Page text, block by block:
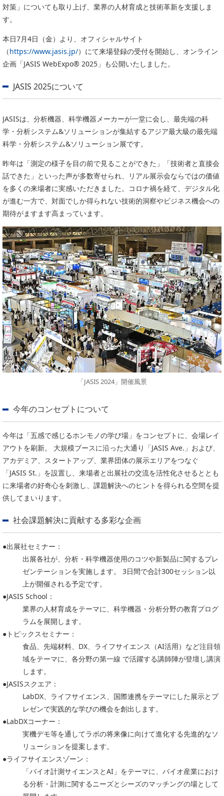
対策」についても取り上げ、業界の人材育成と技術革新を支援しま
す。
本日7月4日（金）より、オフィシャルサイト
（https://www.jasis.jp/）にて来場登録の受付を開始し、オンライン
企画「JASIS WebExpo® 2025」も公開いたしました。
JASIS 2025について
JASISは、分析機器、科学機器メーカーが一堂に会し、最先端の科
学・分析システム&ソリューションが集結するアジア最大級の最先端
科学・分析システム&ソリューション展です。
昨年は「測定の様子を目の前で見ることができた」「技術者と直接会
話できた」といった声が多数寄せられ、リアル展示会ならではの価値
を多くの来場者に実感いただきました。コロナ禍を経て、デジタル化
が進む一方で、対面でしか得られない技術的洞察やビジネス機会への
期待がますます高まっています。
「JASIS 2024」開催風景
今年のコンセプトについて
今年は「五感で感じるホンモノの学び場」をコンセプトに、会場レイ
アウトを刷新。 大規模ブースに沿った大通り「JASIS Ave.」および、
アカデミア、スタートアップ、業界団体の展示エリアをつなぐ
「JASIS St.」を設置し、来場者と出展社の交流を活性化させるととも
に来場者の好奇心を刺激し、課題解決へのヒントを得られる空間を提
供してまいります。
社会課題解決に貢献する多彩な企画
●出展社セミナー：
出展各社が、分析・科学機器使用のコツや新製品に関するプレ
ゼンテーションを実施します。 3日間で合計300セッション以
上が開催される予定です。
●JASIS School：
業界の人材育成をテーマに、科学機器・分析分野の教育プログ
ラムを展開します。
●トピックスセミナー：
食品、先端材料、DX、ライフサイエンス（AI活用）など注目領
域をテーマに、各分野の第一線 で活躍する講師陣が登壇し講演
します。
●JASISスクエア：
LabDX、ライフサイエンス、国際連携をテーマにした展示とプ
レゼンで実践的な学びの機会を創出します。
●LabDXコーナー：
実機デモ等を通してラボの将来像に向けて進化する先進的なソ
リューションを提案します。
●ライフサイエンスゾーン：
「バイオ計測サイエンスとAI」をテーマに、バイオ産業におけ
る分析・計測に関するニーズとシーズのマッチングの場として